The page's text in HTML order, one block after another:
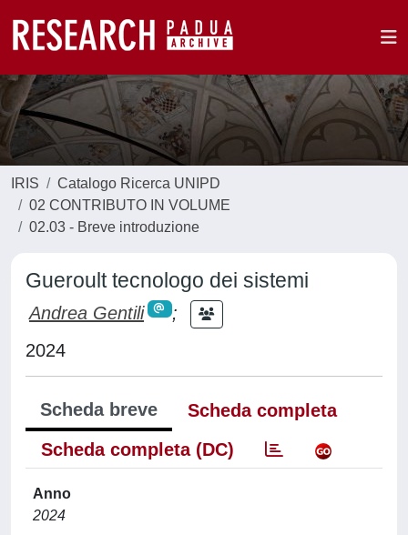
IRIS
Catalogo Ricerca UNIPD
02 CONTRIBUTO IN VOLUME
02.03 - Breve introduzione
Gueroult tecnologo dei sistemi
Andrea Gentili
;
2024
Scheda breve
Scheda completa
Scheda completa (DC)
Anno
2024